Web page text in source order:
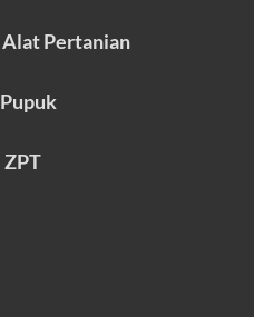
Alat Pertanian
Pupuk
ZPT